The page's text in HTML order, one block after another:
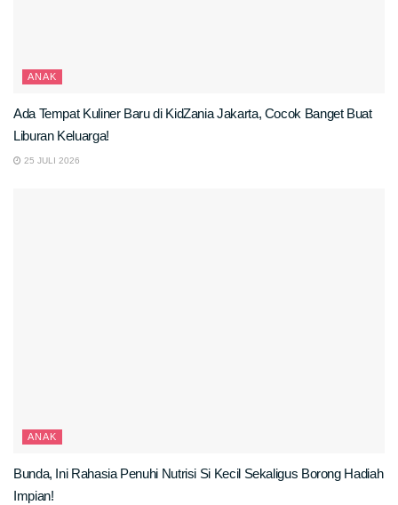
ANAK
Ada Tempat Kuliner Baru di KidZania Jakarta, Cocok Banget Buat
Liburan Keluarga!
25 JULI 2026
ANAK
Bunda, Ini Rahasia Penuhi Nutrisi Si Kecil Sekaligus Borong Hadiah
Impian!